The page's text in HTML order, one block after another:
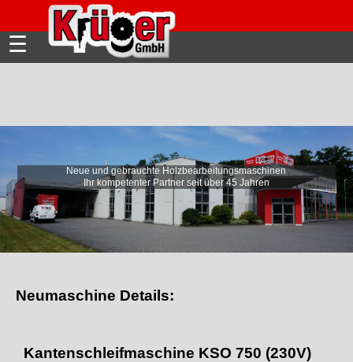
☰
Neue und gebrauchte Holzbearbeitungsmaschinen
Ihr kompetenter Partner seit über 45 Jahren
Neumaschine Details:
Kantenschleifmaschine KSO 750 (230V)